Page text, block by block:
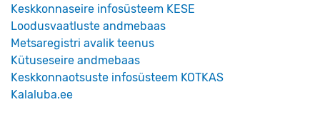
Keskkonnaseire infosüsteem KESE
Loodusvaatluste andmebaas
Metsaregistri avalik teenus
Kütuseseire andmebaas
Keskkonnaotsuste infosüsteem KOTKAS
Kalaluba.ee